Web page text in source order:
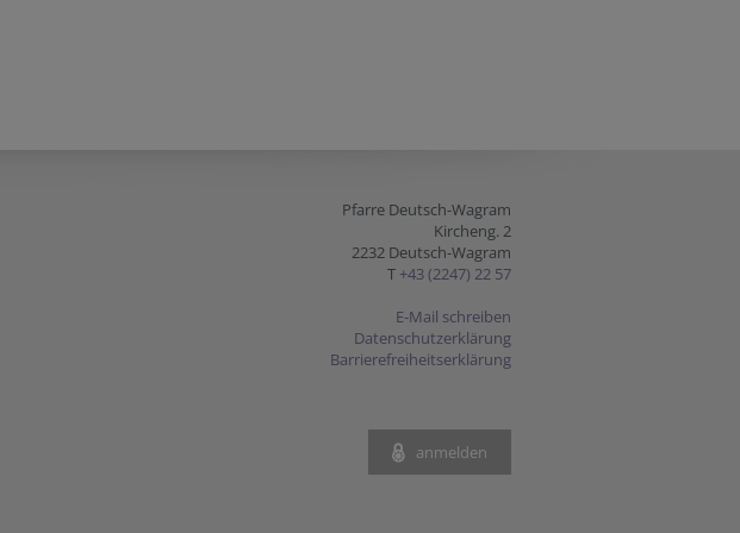
Pfarre Deutsch-Wagram
Kircheng. 2
2232 Deutsch-Wagram
T +43 (2247) 22 57
E-Mail schreiben
Datenschutzerklärung
Barrierefreiheitserklärung
anmelden